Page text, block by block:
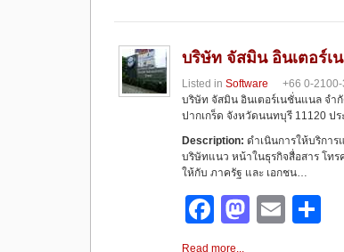
e
b
o
o
k
o
d
o
n
e
บริษัท จัสมิน อินเตอร์
Listed in Software
+66 0-
บริษัท จัสมิน อินเตอร์เนชั่นแนล จำ
ปากเกร็ด จังหวัดนนทบุรี 11120 ปร
Description: ดำเนินการให้บริการ
บริษัทแนว หน้าในธุรกิจสื่อสาร โทร
ให้กับ ภาครัฐ และ เอกชน…
F
a
M
E
Read more...